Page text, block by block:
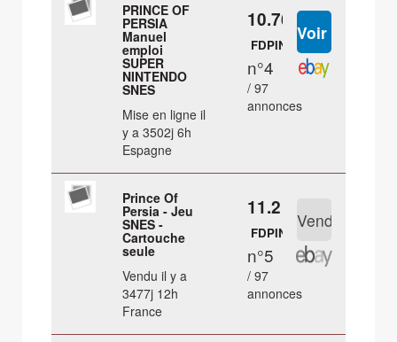
PRINCE OF
PERSIA
Manuel
emploi
SUPER
NINTENDO
SNES
Mise en ligne il
y a 3502j 6h
Espagne
10.76 €
FDPIN
n°4
/ 97
annonces
Prince Of
Persia - Jeu
SNES -
Cartouche
seule
Vendu il y a
3477j 12h
France
11.2 €
FDPIN
n°5
/ 97
annonces